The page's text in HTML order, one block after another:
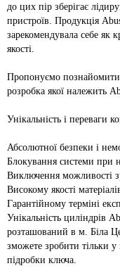
до цих пір зберігає
пристроїв. Продукція
зарекомендувала себе як
якості.
Пропонуємо
розробка якої належить
Унікальність і переваги
Абсолютної безпеки і
Блокування системи при
Виключення можливості
Високому якості
Гарантійному терміні
Унікальність циліндрів
розташований в м. Біла
зможете зробити тільки у
підробки ключа.